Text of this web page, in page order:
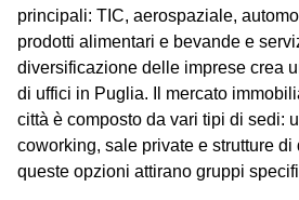
principali: TIC, aerospaziale,
prodotti alimentari e bevande e
diversificazione delle imprese crea
di uffici in Puglia. Il mercato
città è composto da vari tipi di sedi:
coworking, sale private e strutture
queste opzioni attirano gruppi